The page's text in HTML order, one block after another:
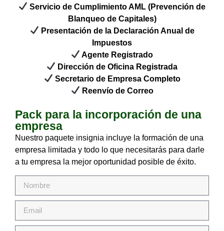
Servicio de Cumplimiento AML (Prevención de
Blanqueo de Capitales)
Presentación de la Declaración Anual de
Impuestos
Agente Registrado
Dirección de Oficina Registrada
Secretario de Empresa Completo
Reenvío de Correo
Pack para la incorporación de una
empresa
Nuestro paquete insignia incluye la formación de una
empresa limitada y todo lo que necesitarás para darle
a tu empresa la mejor oportunidad posible de éxito.